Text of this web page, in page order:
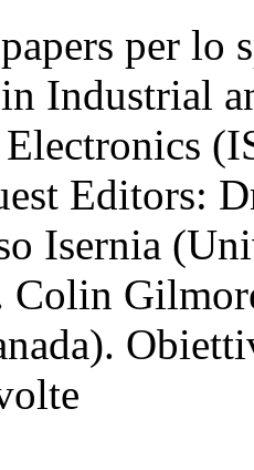
per lo
Industrial
Electronics
Editors:
Isernia
Colin